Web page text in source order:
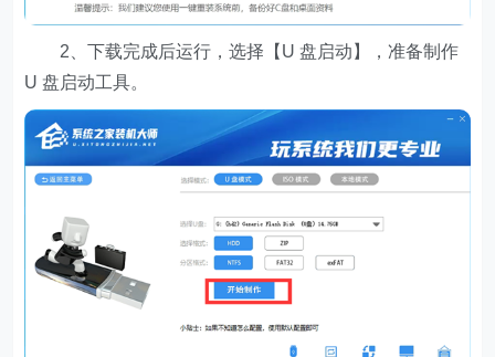
2、下载完成后运行，选择【U 盘启动】，准备制作
U 盘启动工具。